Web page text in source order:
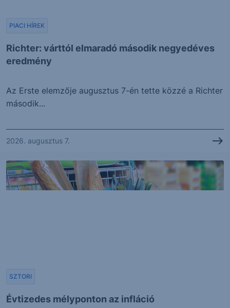
Richter: várttól elmaradó második negyedéves
eredmény
PIACI HÍREK
Az Erste elemzője augusztus 7-én tette közzé a Richter
második...
2026. augusztus 7.
Évtizedes mélyponton az infláció
SZTORI